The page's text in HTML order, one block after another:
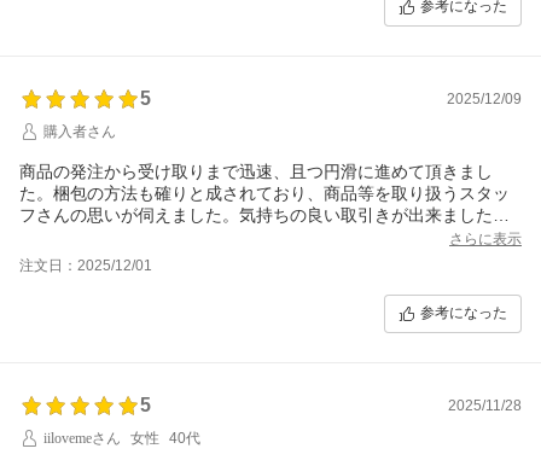
参考になった
5
2025/12/09
購入者さん
商品の発注から受け取りまで迅速、且つ円滑に進めて頂きまし
た。梱包の方法も確りと成されており、商品等を取り扱うスタッ
フさんの思いが伺えました。気持ちの良い取引きが出来ましたこ
とに感謝を申し上げます。この度は誠に有難うございました。
さらに表示
注文日：2025/12/01
参考になった
5
2025/11/28
iilovemeさん
女性 40代